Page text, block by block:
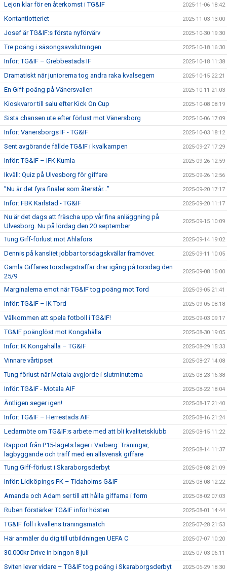
Lejon klar för en återkomst i TG&IF 2025-11-06 18:42
Kontantlotteriet 2025-11-03 13:00
Josef är TG&IF:s första nyförvärv 2025-10-30 19:30
Tre poäng i säsongsavslutningen 2025-10-18 16:30
Inför: TG&IF – Grebbestads IF 2025-10-18 11:38
Dramatiskt när juniorerna tog andra raka kvalsegern 2025-10-15 22:21
En Giff-poäng på Vänersvallen 2025-10-11 21:03
Kioskvaror till salu efter Kick On Cup 2025-10-08 08:19
Sista chansen ute efter förlust mot Vänersborg 2025-10-06 17:09
Inför: Vänersborgs IF - TG&IF 2025-10-03 18:12
Sent avgörande fällde TG&IF i kvalkampen 2025-09-27 17:29
Inför: TG&IF – IFK Kumla 2025-09-26 12:59
Ikväll: Quiz på Ulvesborg för giffare 2025-09-26 12:56
”Nu är det fyra finaler som återstår...” 2025-09-20 17:17
Inför: FBK Karlstad - TG&IF 2025-09-20 11:17
Nu är det dags att fräscha upp vår fina anläggning på
Ulvesborg. Nu på lördag den 20 september
2025-09-15 10:09
Tung Giff-förlust mot Ahlafors 2025-09-14 19:02
Dennis på kansliet jobbar torsdagskvällar framöver. 2025-09-11 10:05
Gamla Giffares torsdagsträffar drar igång på torsdag den
25/9
2025-09-08 15:00
Marginalerna emot när TG&IF tog poäng mot Tord 2025-09-05 21:41
Inför: TG&IF – IK Tord 2025-09-05 08:18
Välkommen att spela fotboll i TG&IF! 2025-09-03 09:17
TG&IF poänglöst mot Kongahälla 2025-08-30 19:05
Inför: IK Kongahälla – TG&IF 2025-08-29 15:33
Vinnare vårtipset 2025-08-27 14:08
Tung förlust när Motala avgjorde i slutminuterna 2025-08-23 16:38
Inför: TG&IF - Motala AIF 2025-08-22 18:04
Äntligen seger igen! 2025-08-17 21:40
Inför: TG&IF – Herrestads AIF 2025-08-16 21:24
Ledarmöte om TG&IF:s arbete med att bli kvalitetsklubb 2025-08-15 11:22
Rapport från P15-lagets läger i Varberg: Träningar,
lagbyggande och träff med en allsvensk giffare
2025-08-14 11:37
Tung Giff-förlust i Skaraborgsderbyt 2025-08-08 21:09
Inför: Lidköpings FK – Tidaholms G&IF 2025-08-08 12:22
Amanda och Adam ser till att hålla giffarna i form 2025-08-02 07:03
Ruben förstärker TG&IF inför hösten 2025-08-01 14:44
TG&IF föll i kvällens träningsmatch 2025-07-28 21:53
Här anmäler du dig till utbildningen UEFA C 2025-07-07 10:20
30.000kr Drive in bingon 8 juli 2025-07-03 06:11
Sviten lever vidare – TG&IF tog poäng i Skaraborgsderbyt 2025-06-29 18:30